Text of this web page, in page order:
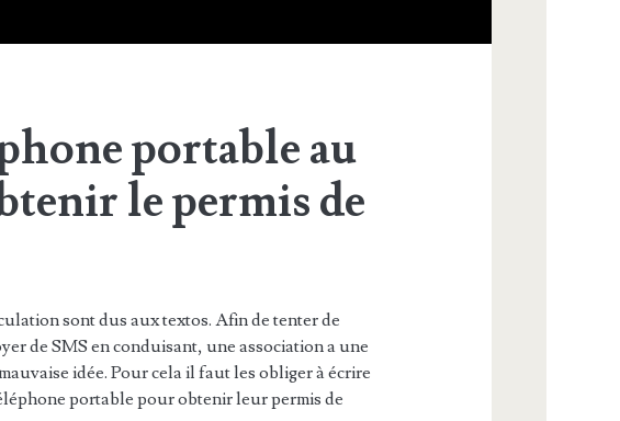
portable au
le permis de
sont dus aux textos. Afin de tenter de
de SMS en conduisant, une association a une
idée. Pour cela il faut les obliger à écrire
portable pour obtenir leur permis de